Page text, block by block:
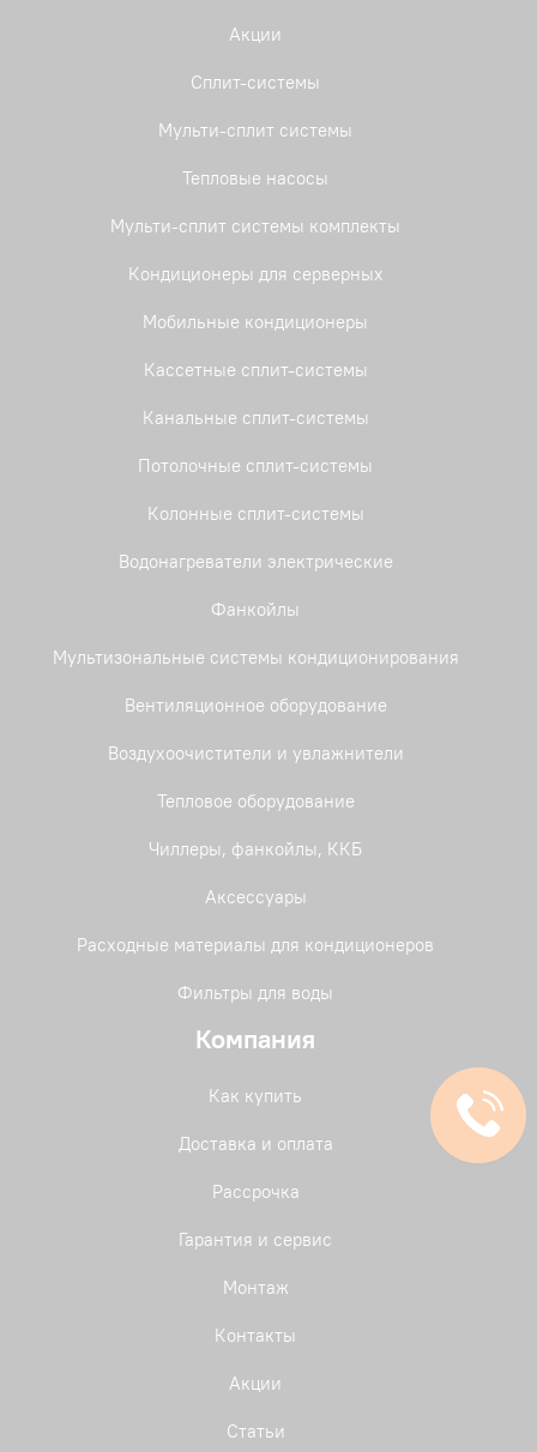
Акции
Сплит-системы
Мульти-сплит системы
Тепловые насосы
Мульти-сплит системы комплекты
Кондиционеры для серверных
Мобильные кондиционеры
Кассетные сплит-системы
Канальные сплит-системы
Потолочные сплит-системы
Колонные сплит-системы
Водонагреватели электрические
Фанкойлы
Мультизональные системы кондиционирования
Вентиляционное оборудование
Воздухоочистители и увлажнители
Тепловое оборудование
Чиллеры, фанкойлы, ККБ
Аксессуары
Расходные материалы для кондиционеров
Фильтры для воды
Компания
Как купить
Доставка и оплата
Рассрочка
Гарантия и сервис
Монтаж
Контакты
Акции
Статьи